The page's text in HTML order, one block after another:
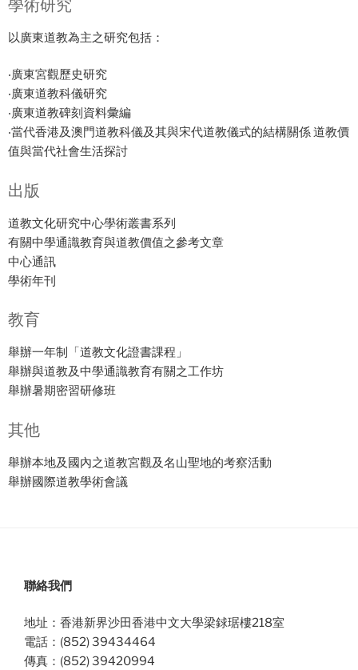
學術研究
以廣東道教為主之研究包括：
‧廣東宮觀歷史研究
‧廣東道教科儀研究
‧廣東道教碑刻資料彙編
‧當代香港及澳門道教科儀及其與宋代道教儀式的結構關係 道教價
值與當代社會生活探討
出版
道教文化研究中心學術叢書系列
有關中學通識教育與道教價值之參考文章
中心通訊
學術年刊
教育
舉辦一年制「道教文化證書課程」
舉辦與道教及中學通識教育有關之工作坊
舉辦暑期密習研修班
其他
舉辦本地及國內之道教宮觀及名山聖地的考察活動
舉辦國際道教學術會議
聯絡我們
地址：香港新界沙田香港中文大學梁銶琚樓218室
電話：(852) 39434464
傳真：(852) 39420994